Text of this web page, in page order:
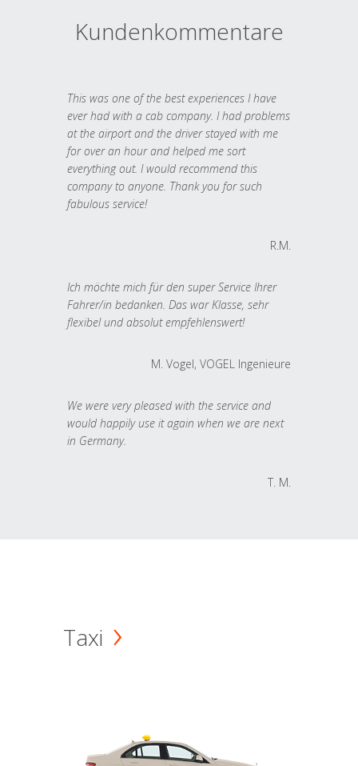
Kundenkommentare
This was one of the best experiences I have
ever had with a cab company. I had problems
at the airport and the driver stayed with me
for over an hour and helped me sort
everything out. I would recommend this
company to anyone. Thank you for such
fabulous service!
R.M.
Ich möchte mich für den super Service Ihrer
Fahrer/in bedanken. Das war Klasse, sehr
flexibel und absolut empfehlenswert!
M. Vogel, VOGEL Ingenieure
We were very pleased with the service and
would happily use it again when we are next
in Germany.
T. M.
Taxi